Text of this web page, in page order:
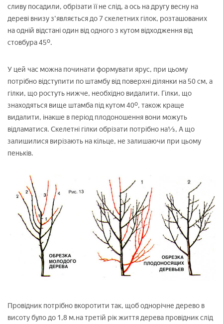
сливу посадили, обрізати її не слід, а ось на другу весну на
дереві внизу з'являється до 7 скелетних гілок, розташованих
на одній відстані один від одного з кутом відходження від
стовбура 45º.
У цей час можна починати формувати ярус, при цьому
потрібно відступити по штамбу від поверхні ділянки на 50 см, а
гілки, що ростуть нижче, необхідно видалити. Гілки, що
знаходяться вище штамба під кутом 40º, також краще
видалити, інакше в період плодоношення вони можуть
відламатися. Скелетні гілки обрізати потрібно на⅓, А що
залишилися вирізають на кільце, не залишаючи при цьому
пеньків.
Провідник потрібно вкоротити так, щоб однорічне дерево в
висоту було до 1,8 м.на третій рік життя дерева провідник слід